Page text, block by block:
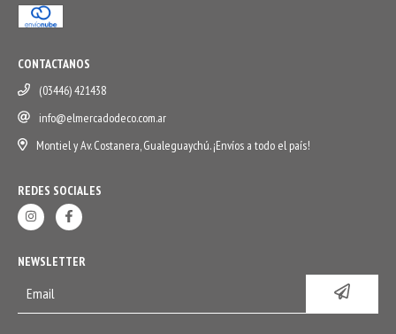
CONTACTANOS
(03446) 421438
info@elmercadodeco.com.ar
Montiel y Av. Costanera, Gualeguaychú. ¡Envíos a todo el país!
REDES SOCIALES
NEWSLETTER